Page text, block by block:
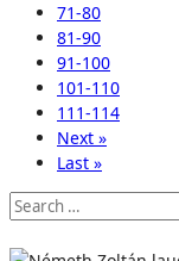
71-80
81-90
91-100
101-110
111-114
Next »
Last »